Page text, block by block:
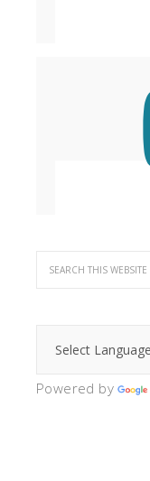
Powered by